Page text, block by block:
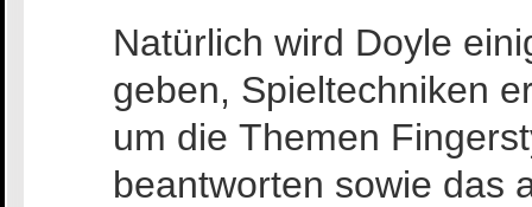
Natürlich wird Doyle
geben, Spieltechniken
um die Themen
beantworten sowie das